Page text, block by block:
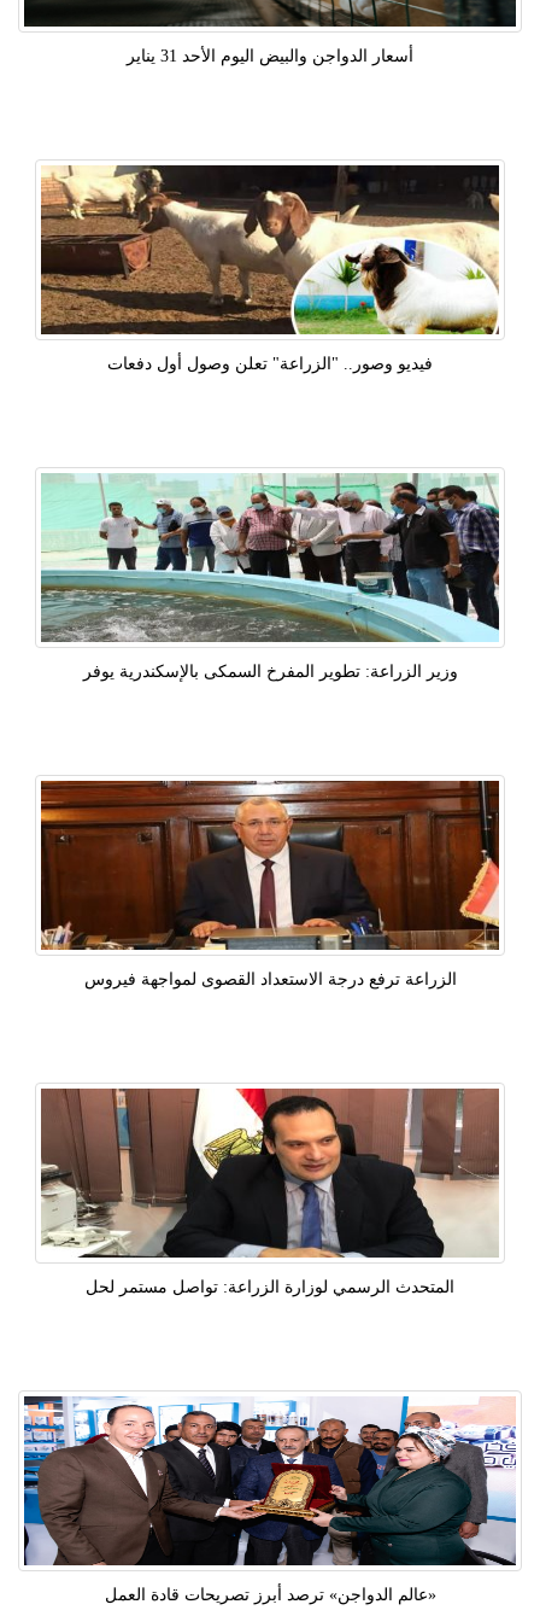
أسعار الدواجن والبيض اليوم الأحد 31 يناير
فيديو وصور.. "الزراعة" تعلن وصول أول دفعات
وزير الزراعة: تطوير المفرخ السمكى بالإسكندرية يوفر
الزراعة ترفع درجة الاستعداد القصوى لمواجهة فيروس
المتحدث الرسمي لوزارة الزراعة: تواصل مستمر لحل
«عالم الدواجن» ترصد أبرز تصريحات قادة العمل